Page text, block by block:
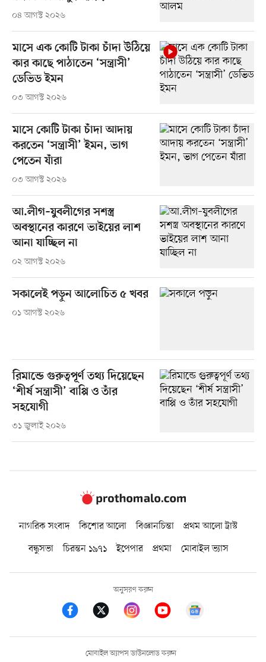
০৪ আগস্ট ২০২৬
মাসে এক কোটি টাকা চাঁদা উঠিয়ে
কার কাছে পাঠাতেন ‘সন্ত্রাসী’
ডেভিড ইমন
০৩ আগস্ট ২০২৬
মাসে কোটি টাকা চাঁদা আদায়
করতেন ‘সন্ত্রাসী’ ইমন, ভাগ
পেতেন যাঁরা
০৩ আগস্ট ২০২৬
আ.লীগ–যুবলীগের সশস্ত্র
অবস্থানের কারণে ভাইয়ের লাশ
আনা যাচ্ছিল না
০২ আগস্ট ২০২৬
সকালেই পড়ুন আলোচিত ৫ খবর
০১ আগস্ট ২০২৬
রিমান্ডে গুরুত্বপূর্ণ তথ্য দিয়েছেন
‘শীর্ষ সন্ত্রাসী’ বাপ্পি ও তাঁর
সহযোগী
৩১ জুলাই ২০২৬
নাগরিক সংবাদ কিশোর আলো বিজ্ঞানচিন্তা
প্রথম আলো ট্রাস্ট
বন্ধুসভা
চিরন্তন ১৯৭১ ইপেপার প্রথমা মোবাইল ভ্যাস
অনুসরণ করুন
মোবাইল অ্যাপস ডাউনলোড করুন